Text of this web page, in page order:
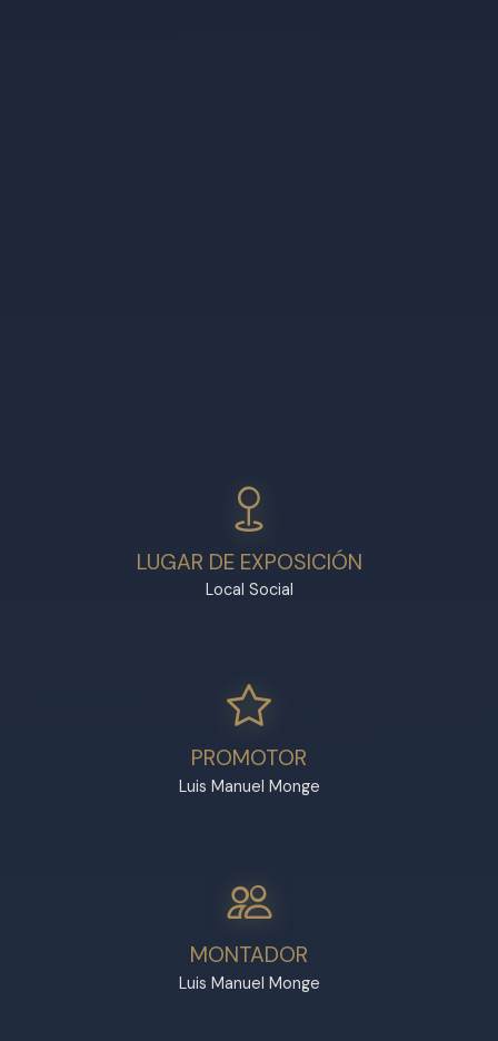
LUGAR DE EXPOSICIÓN
Local Social
PROMOTOR
Luis Manuel Monge
MONTADOR
Luis Manuel Monge